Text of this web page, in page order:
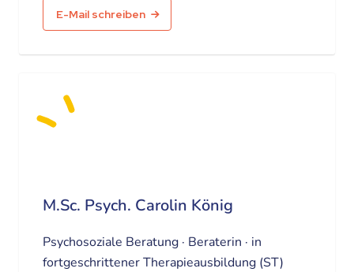
E-Mail schreiben
M.Sc. Psych. Carolin König
Psychosoziale Beratung · Beraterin · in
fortgeschrittener Therapieausbildung (ST)